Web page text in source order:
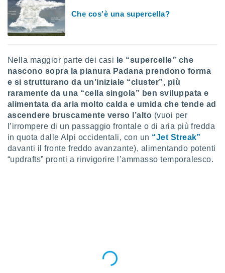
Che cos’è una supercella?
Nella maggior parte dei casi le “supercelle” che
nascono sopra la pianura Padana prendono forma
e si strutturano da un’iniziale “cluster”, più
raramente da una “cella singola” ben sviluppata e
alimentata da aria molto calda e umida che tende ad
ascendere bruscamente verso l’alto (vuoi per
l’irrompere di un passaggio frontale o di aria più fredda
in quota dalle Alpi occidentali, con un “Jet Streak”
davanti il fronte freddo avanzante), alimentando potenti
“updrafts” pronti a rinvigorire l’ammasso temporalesco.